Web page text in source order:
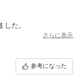
た。
さらに表示
参考になった